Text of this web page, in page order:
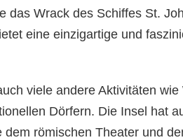
das Wrack des Schiffes St.
eine einzigartige und
viele andere Aktivitäten wie
Dörfern. Die Insel hat
römischen Theater und